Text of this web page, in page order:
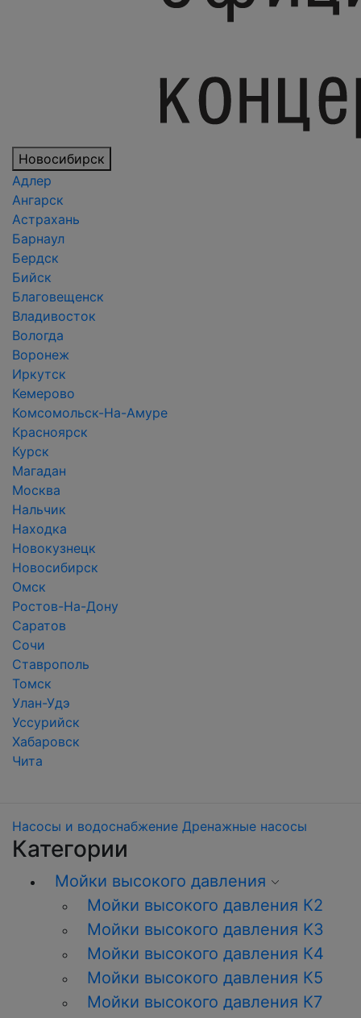
Новосибирск
Адлер
Ангарск
Астрахань
Барнаул
Бердск
Бийск
Благовещенск
Владивосток
Вологда
Воронеж
Иркутск
Кемерово
Комсомольск-На-Амуре
Красноярск
Курск
Магадан
Москва
Нальчик
Находка
Новокузнецк
Новосибирск
Омск
Ростов-На-Дону
Саратов
Сочи
Ставрополь
Томск
Улан-Удэ
Уссурийск
Хабаровск
Чита
Насосы и водоснабжение Дренажные насосы
Категории
Мойки высокого давления
Мойки высокого давления К2
Мойки высокого давления K3
Мойки высокого давления К4
Мойки высокого давления К5
Мойки высокого давления К7